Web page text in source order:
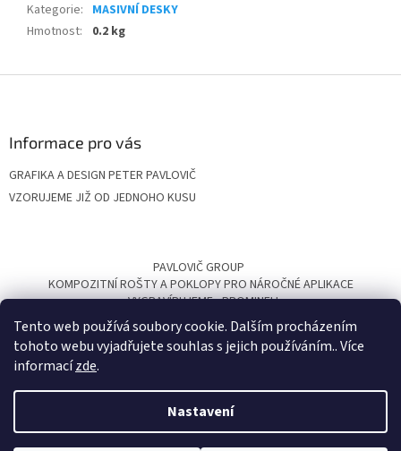
Tento web používá soubory cookie. Dalším procházením
tohoto webu vyjadřujete souhlas s jejich používáním.. Více
informacízde.
Nastavení
Kategorie: MASIVNÍ DESKY
Hmotnost: 0.2 kg
Informace pro vás
GRAFIKA A DESIGN PETER PAVLOVIČ
VZORUJEME JIŽ OD JEDNOHO KUSU
PAVLOVIČ GROUP
KOMPOZITNÍ ROŠTY A POKLOPY PRO NÁROČNÉ APLIKACE
VYGRAVÍRUJEME PROMINELI
Vytvořil Shoptet